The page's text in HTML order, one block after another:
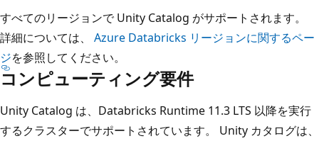
すべてのリージョンで Unity Catalog がサポートされます。
詳細については、 Azure Databricks リージョンに関するペー
ジを参照してください。
コンピューティング要件
Unity Catalog は、Databricks Runtime 11.3 LTS 以降を実行
するクラスターでサポートされています。 Unity カタログは、